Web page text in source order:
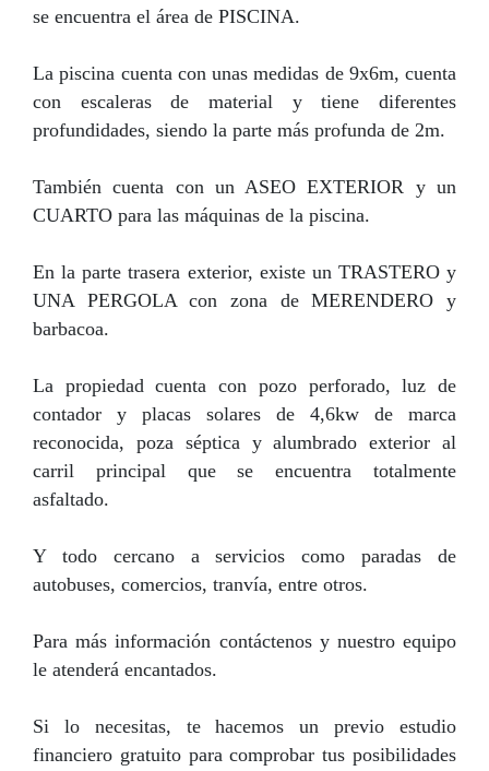
se encuentra el área de PISCINA.
La piscina cuenta con unas medidas de 9x6m, cuenta
con escaleras de material y tiene diferentes
profundidades, siendo la parte más profunda de 2m.
También cuenta con un ASEO EXTERIOR y un
CUARTO para las máquinas de la piscina.
En la parte trasera exterior, existe un TRASTERO y
UNA PERGOLA con zona de MERENDERO y
barbacoa.
La propiedad cuenta con pozo perforado, luz de
contador y placas solares de 4,6kw de marca
reconocida, poza séptica y alumbrado exterior al
carril principal que se encuentra totalmente
asfaltado.
Y todo cercano a servicios como paradas de
autobuses, comercios, tranvía, entre otros.
Para más información contáctenos y nuestro equipo
le atenderá encantados.
Si lo necesitas, te hacemos un previo estudio
financiero gratuito para comprobar tus posibilidades